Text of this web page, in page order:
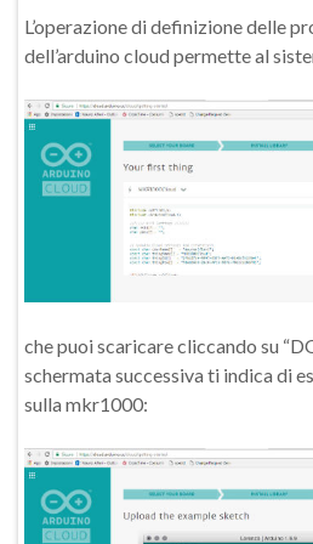
L’operazione di definizione delle
dell’arduino cloud permette al
che puoi scaricare cliccando su
schermata successiva ti indica di
sulla mkr1000: